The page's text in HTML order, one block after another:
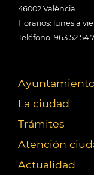
46002 València
Horarios: lunes a
Teléfono: 963 52 54
La ciudad
Trámites
Atención
Actualidad